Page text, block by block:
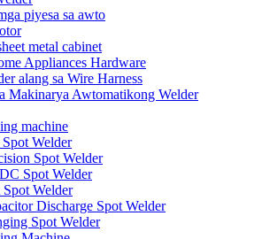
piyesa sa awto
metal cabinet
Appliances Hardware
alang sa Wire Harness
Makinarya Awtomatikong Welder
machine
Welder
Spot Welder
Spot Welder
Welder
Discharge Spot Welder
Spot Welder